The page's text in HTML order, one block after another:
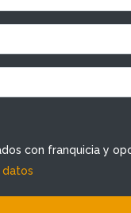
con franquicia y